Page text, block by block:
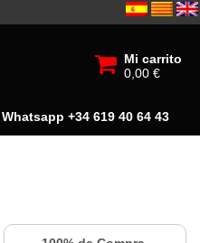
Mi carrito
0,00 €
Whatsapp +34 619 40 64 43